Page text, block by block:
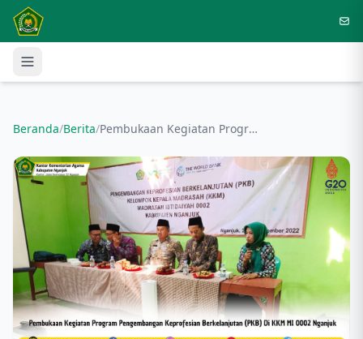
Langsung ke konten utama
Beranda/Berita/ Pembukaan Kegiatan Program Pengembangan Keprofesian Berkelanjutan (PKB) Di KKM MI 0002 Nganjuk